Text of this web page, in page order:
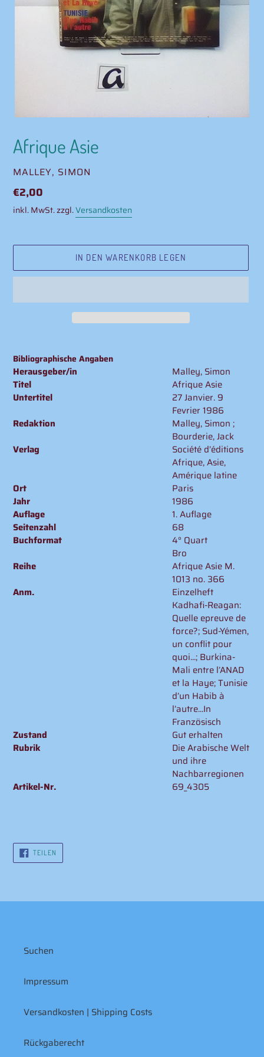
Afrique Asie
VERKÄUFER
MALLEY, SIMON
Normaler
Preis
€2,00
inkl. MwSt. zzgl.Versandkosten
IN DEN WARENKORB LEGEN
wird
zum
Warenkorb
hinzugefügt
Bibliographische Angaben
Herausgeber/in
Malley, Simon
Titel
Afrique Asie
Untertitel
27 Janvier. 9
Fevrier 1986
Redaktion
Malley, Simon ;
Bourderie, Jack
Verlag
Société d’éditions
Afrique, Asie,
Amérique latine
Ort
Paris
Jahr
1986
Auflage
1. Auflage
Seitenzahl
68
Buchformat
4° Quart
Bro
Reihe
Afrique Asie M.
1013 no. 366
Anm.
Einzelheft
Kadhafi-Reagan:
Quelle epreuve de
force?; Sud-Yémen,
un conflit pour
quoi...; Burkina-
Mali entre l’ANAD
et la Haye; Tunisie
d’un Habib à
l’autre...In
Französisch
Zustand
Gut erhalten
Rubrik
Die Arabische Welt
und ihre
Nachbarregionen
Artikel-Nr.
69_4305
TEILEN
TEILEN
Suchen
Impressum
Versandkosten | Shipping Costs
Rückgaberecht